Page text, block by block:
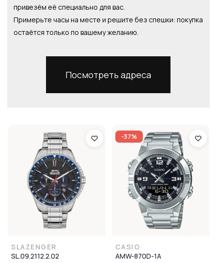
привезём её специально для вас.
Примерьте часы на месте и решите без спешки: покупка
остаётся только по вашему желанию.
Посмотреть адреса
SLAZENGER
SL.09.2112.2.02
-37%
CASIO
AMW-870D-1A